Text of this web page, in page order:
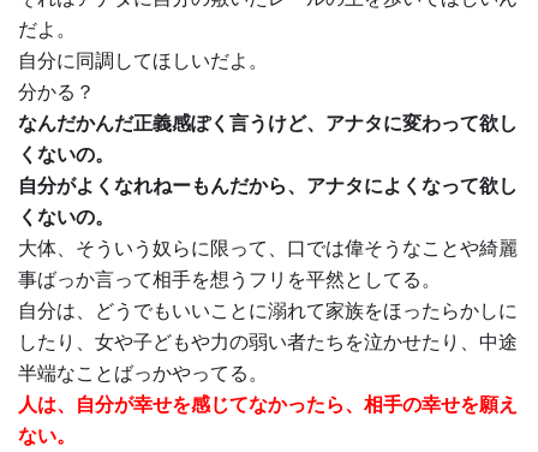
だよ。
自分に同調してほしいだよ。
分かる？
なんだかんだ正義感ぽく言うけど、アナタに変わって欲し
くないの。
自分がよくなれねーもんだから、アナタによくなって欲し
くないの。
大体、そういう奴らに限って、口では偉そうなことや綺麗
事ばっか言って相手を想うフリを平然としてる。
自分は、どうでもいいことに溺れて家族をほったらかしに
したり、女や子どもや力の弱い者たちを泣かせたり、中途
半端なことばっかやってる。
人は、自分が幸せを感じてなかったら、相手の幸せを願え
ない。